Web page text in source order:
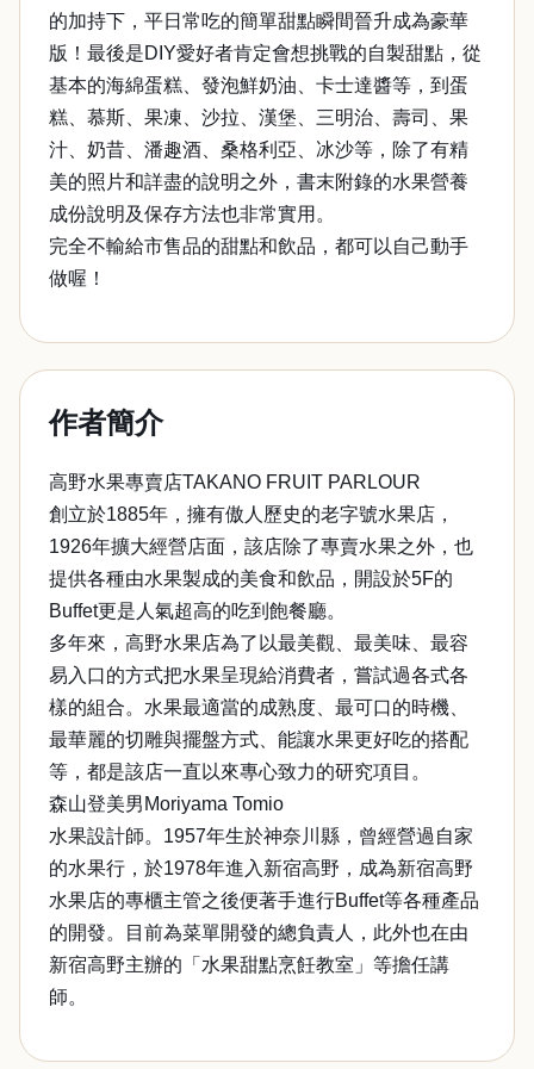
的加持下，平日常吃的簡單甜點瞬間晉升成為豪華
版！最後是DIY愛好者肯定會想挑戰的自製甜點，從
基本的海綿蛋糕、發泡鮮奶油、卡士達醬等，到蛋
糕、慕斯、果凍、沙拉、漢堡、三明治、壽司、果
汁、奶昔、潘趣酒、桑格利亞、冰沙等，除了有精
美的照片和詳盡的說明之外，書末附錄的水果營養
成份說明及保存方法也非常實用。
完全不輸給市售品的甜點和飲品，都可以自己動手
做喔！
作者簡介
高野水果專賣店TAKANO FRUIT PARLOUR
創立於1885年，擁有傲人歷史的老字號水果店，
1926年擴大經營店面，該店除了專賣水果之外，也
提供各種由水果製成的美食和飲品，開設於5F的
Buffet更是人氣超高的吃到飽餐廳。
多年來，高野水果店為了以最美觀、最美味、最容
易入口的方式把水果呈現給消費者，嘗試過各式各
樣的組合。水果最適當的成熟度、最可口的時機、
最華麗的切雕與擺盤方式、能讓水果更好吃的搭配
等，都是該店一直以來專心致力的研究項目。
森山登美男Moriyama Tomio
水果設計師。1957年生於神奈川縣，曾經營過自家
的水果行，於1978年進入新宿高野，成為新宿高野
水果店的專櫃主管之後便著手進行Buffet等各種產品
的開發。目前為菜單開發的總負責人，此外也在由
新宿高野主辦的「水果甜點烹飪教室」等擔任講
師。